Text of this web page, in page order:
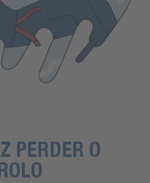
PERDER O